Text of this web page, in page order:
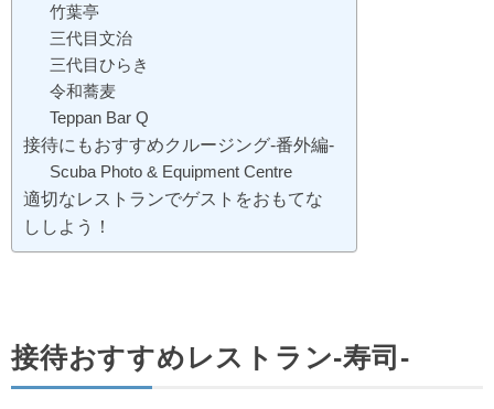
竹葉亭
三代目文治
三代目ひらき
令和蕎麦
Teppan Bar Q
接待にもおすすめクルージング‐番外編‐
Scuba Photo & Equipment Centre
適切なレストランでゲストをおもてな
ししよう！
接待おすすめレストラン‐寿司‐